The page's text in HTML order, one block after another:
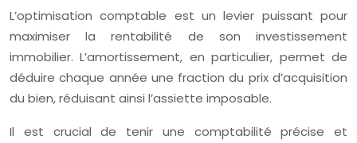
L’optimisation comptable est un levier puissant pour
maximiser la rentabilité de son investissement
immobilier. L’amortissement, en particulier, permet de
déduire chaque année une fraction du prix d’acquisition
du bien, réduisant ainsi l’assiette imposable.
Il est crucial de tenir une comptabilité précise et